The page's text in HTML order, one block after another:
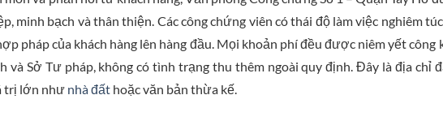
minh bạch và thân thiện. Các công chứng viên có thái độ làm việc nghiêm
pháp của khách hàng lên hàng đầu. Mọi khoản phí đều được niêm yết công
và Sở Tư pháp, không có tình trạng thu thêm ngoài quy định. Đây là địa chỉ
trị lớn như nhà đất hoặc văn bản thừa kế.